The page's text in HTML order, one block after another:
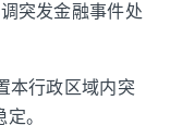
突发金融事件处
本行政区域内突
。